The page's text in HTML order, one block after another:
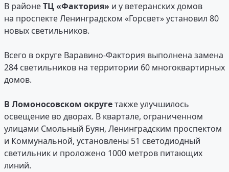
В районеТЦ «Фактория» и у ветеранских домов
на проспекте Ленинградском «Горсвет» установил 80
новых светильников.
Всего в округе Варавино-Фактория выполнена замена
284 светильников на территории 60 многоквартирных
домов.
В Ломоносовском округетакже улучшилось
освещение во дворах. В квартале, ограниченном
улицами Смольный Буян, Ленинградским проспектом
и Коммунальной, установлены 51 светодиодный
светильник и проложено 1000 метров питающих
линий.